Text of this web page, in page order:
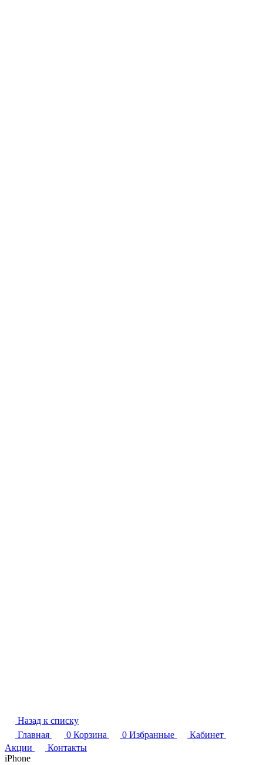
Назад к списку
Главная
0 Корзина 0 Избранные
Кабинет
Акции
Контакты
iPhone